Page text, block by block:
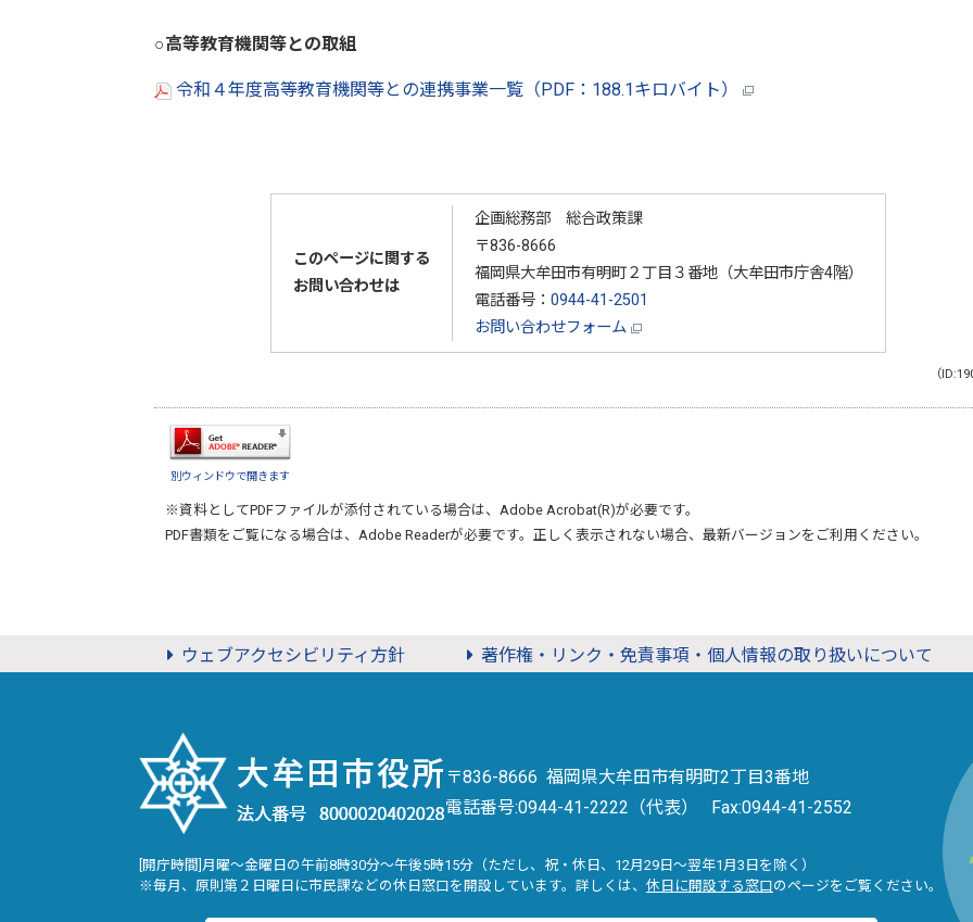
○高等教育機関等との取組
令和４年度高等教育機関等との連携事業一覧（PDF：188.1キロバイト）
このページに関する
お問い合わせは
企画総務部 総合政策課
〒836-8666
福岡県大牟田市有明町２丁目３番地（大牟田市庁舎4階）
電話番号： 0944-41-2501
お問い合わせフォーム
（
別ウィンドウで開きます
※資料としてPDFファイルが添付されている場合は、 Adobe Acrobat(R)が必要です。
PDF書類をご覧になる場合は、 Adobe Readerが必要です。正しく表示されない場合、最新バージョンをご利用ください。
ウェブアクセシビリティ方針 著作権・リンク・免責事項・個人情報の取り扱いについて
〒836-8666 福岡県大牟田市有明町2丁目3番地
電話番号:0944-41-2222（代表） Fax:0944-41-2552
[開庁時間]月曜～金曜日の午前8時30分～午後5時15分（ただし、祝・休日、12月29日～翌年1月3日を除く）
※毎月、原則第２日曜日に市民課などの休日窓口を開設しています。詳しくは、 休日に開設する窓口のページをご覧ください。